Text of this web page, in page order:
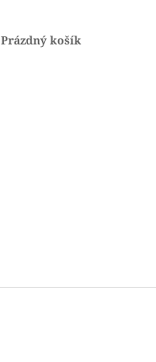
NÁKUPNÍ
KOŠÍK
Prázdný košík